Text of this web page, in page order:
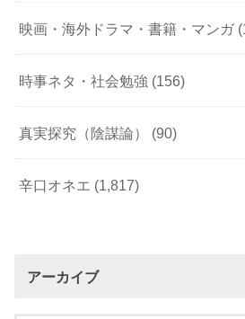
映画・海外ドラマ・書籍・マンガ
時事ネタ・社会勉強 (156)
真実探究（陰謀論） (90)
辛口オネエ (1,817)
アーカイブ